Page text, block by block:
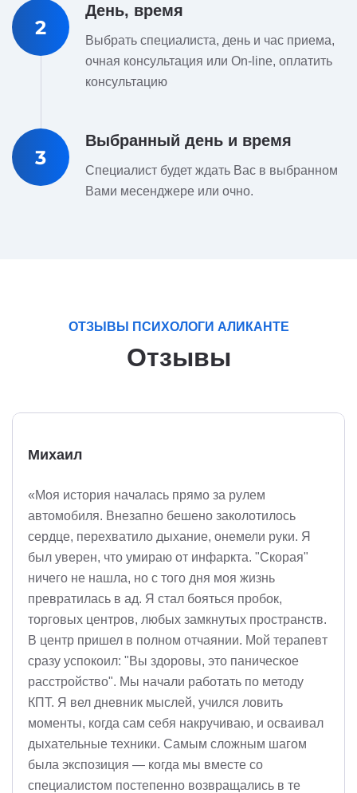
2
День, время
Выбрать специалиста, день и час приема,
очная консультация или On-line, оплатить
консультацию
3
Выбранный день и время
Специалист будет ждать Вас в выбранном
Вами месенджере или очно.
ОТЗЫВЫ ПСИХОЛОГИ АЛИКАНТЕ
Отзывы
Михаил
«Моя история началась прямо за рулем
автомобиля. Внезапно бешено заколотилось
сердце, перехватило дыхание, онемели руки. Я
был уверен, что умираю от инфаркта. "Скорая"
ничего не нашла, но с того дня моя жизнь
превратилась в ад. Я стал бояться пробок,
торговых центров, любых замкнутых пространств.
В центр пришел в полном отчаянии. Мой терапевт
сразу успокоил: "Вы здоровы, это паническое
расстройство". Мы начали работать по методу
КПТ. Я вел дневник мыслей, учился ловить
моменты, когда сам себя накручиваю, и осваивал
дыхательные техники. Самым сложным шагом
была экспозиция — когда мы вместе со
специалистом постепенно возвращались в те